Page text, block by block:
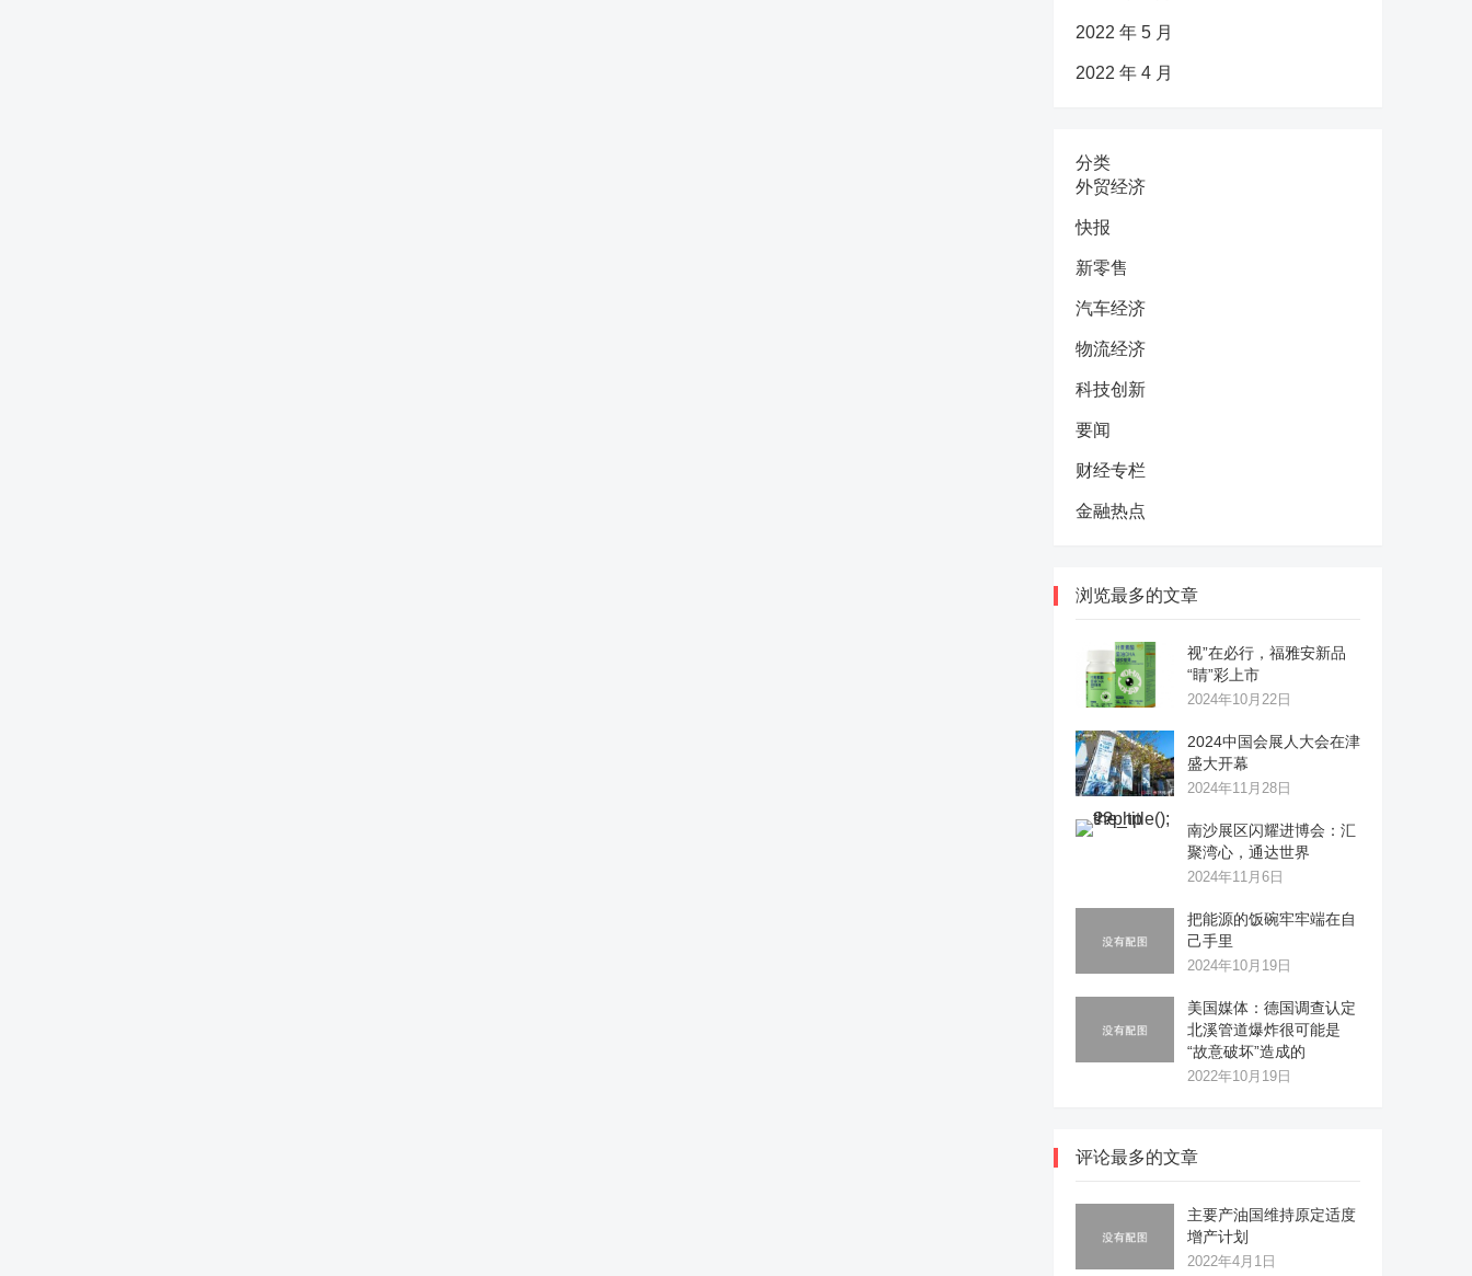
2022 年 5 月
2022 年 4 月
分类
外贸经济
快报
新零售
汽车经济
物流经济
科技创新
要闻
财经专栏
金融热点
浏览最多的文章
视”在必行，福雅安新品
“睛”彩上市
2024年10月22日
2024中国会展人大会在津
盛大开幕
2024年11月28日
南沙展区闪耀进博会：汇
聚湾心，通达世界
2024年11月6日
把能源的饭碗牢牢端在自
己手里
2024年10月19日
美国媒体：德国调查认定
北溪管道爆炸很可能是
“故意破坏”造成的
2022年10月19日
评论最多的文章
主要产油国维持原定适度
增产计划
2022年4月1日